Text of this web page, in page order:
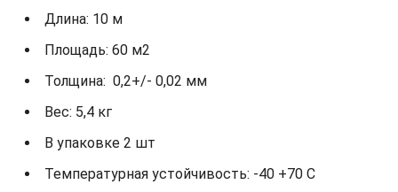
Длина: 10 м
Площадь: 60 м2
Толщина: 0,2+/- 0,02 мм
Вес: 5,4 кг
В упаковке 2 шт
Температурная устойчивость: -40 +70 С